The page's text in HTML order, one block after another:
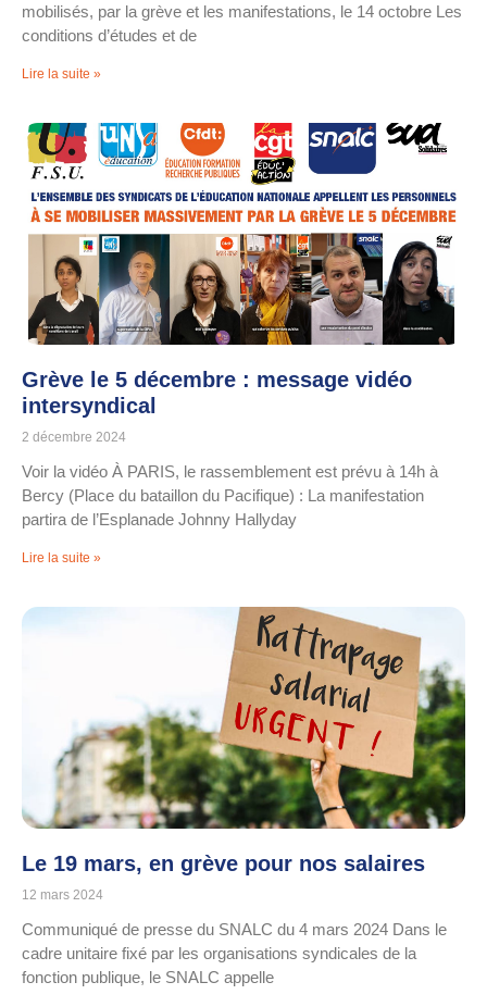
mobilisés, par la grève et les manifestations, le 14 octobre Les
conditions d’études et de
Lire la suite »
Grève le 5 décembre : message vidéo
intersyndical
2 décembre 2024
Voir la vidéo À PARIS, le rassemblement est prévu à 14h à
Bercy (Place du bataillon du Pacifique) : La manifestation
partira de l’Esplanade Johnny Hallyday
Lire la suite »
Le 19 mars, en grève pour nos salaires
12 mars 2024
Communiqué de presse du SNALC du 4 mars 2024 Dans le
cadre unitaire fixé par les organisations syndicales de la
fonction publique, le SNALC appelle